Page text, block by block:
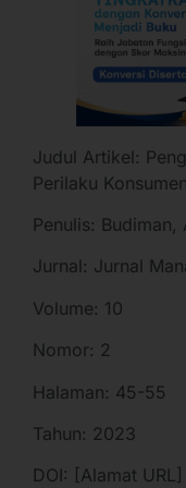
Judul Artikel:
Perilaku Konsumen
Penulis: Budiman,
Jurnal: Jurnal
Volume: 10
Nomor: 2
Halaman: 45-55
Tahun: 2023
DOI: [Alamat URL]